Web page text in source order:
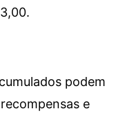
podem
e